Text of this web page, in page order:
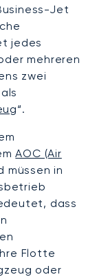
Jet
jedes
mehreren
zwei
“.
AOC (Air
müssen in
dass
Flotte
oder